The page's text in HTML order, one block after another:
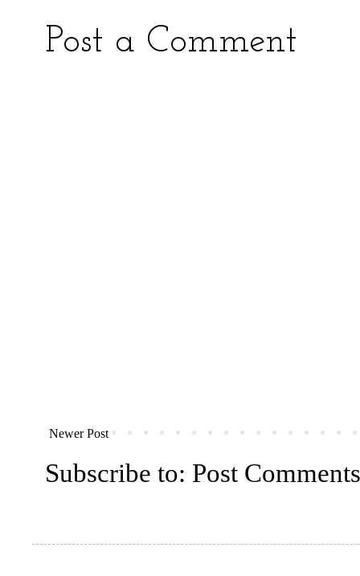
Post a Comment
Newer Post
Subscribe to: Post